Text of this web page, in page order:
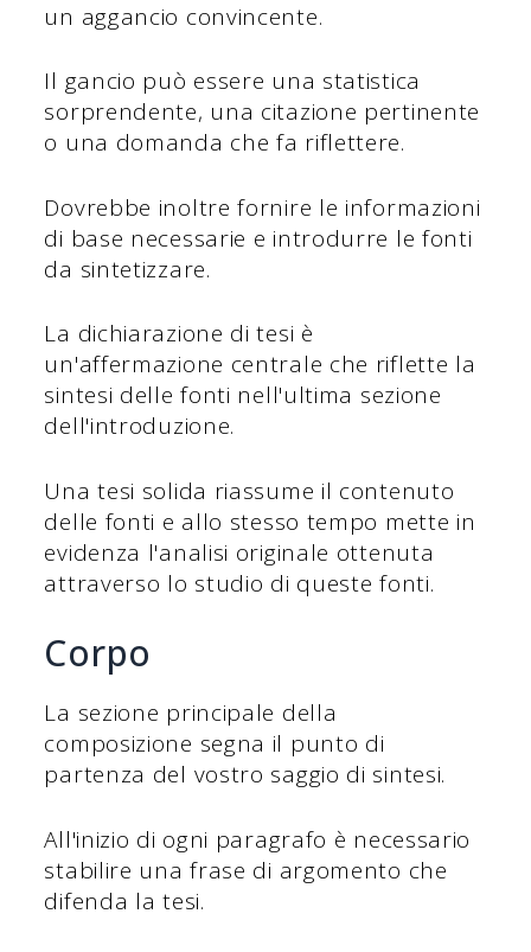
un aggancio convincente.
Il gancio può essere una statistica
sorprendente, una citazione pertinente
o una domanda che fa riflettere.
Dovrebbe inoltre fornire le informazioni
di base necessarie e introdurre le fonti
da sintetizzare.
La dichiarazione di tesi è
un'affermazione centrale che riflette la
sintesi delle fonti nell'ultima sezione
dell'introduzione.
Una tesi solida riassume il contenuto
delle fonti e allo stesso tempo mette in
evidenza l'analisi originale ottenuta
attraverso lo studio di queste fonti.
Corpo
La sezione principale della
composizione segna il punto di
partenza del vostro saggio di sintesi.
All'inizio di ogni paragrafo è necessario
stabilire una frase di argomento che
difenda la tesi.